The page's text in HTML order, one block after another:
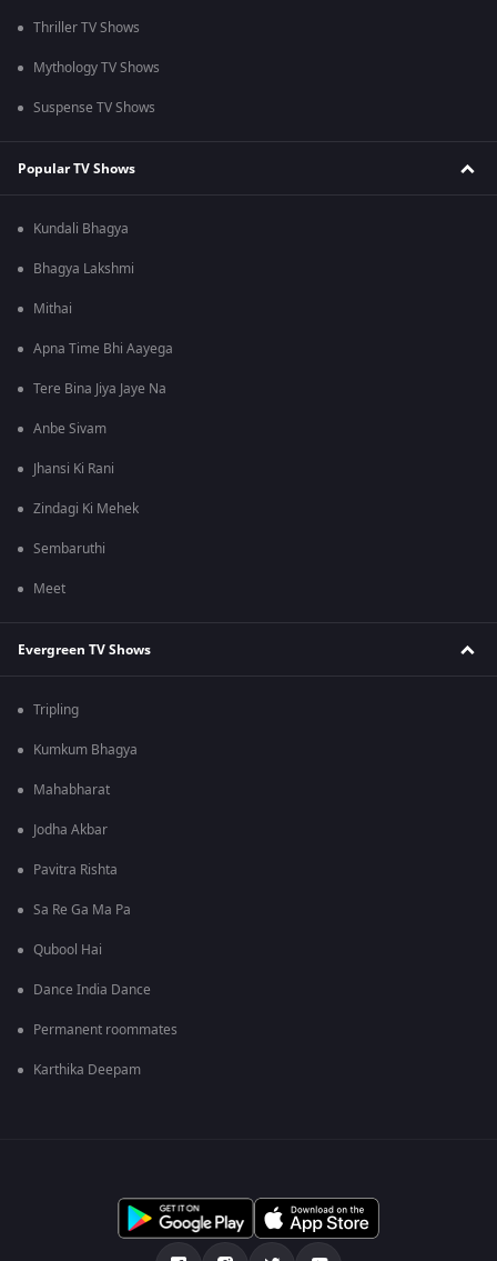
Thriller TV Shows
Mythology TV Shows
Suspense TV Shows
Popular TV Shows
Kundali Bhagya
Bhagya Lakshmi
Mithai
Apna Time Bhi Aayega
Tere Bina Jiya Jaye Na
Anbe Sivam
Jhansi Ki Rani
Zindagi Ki Mehek
Sembaruthi
Meet
Evergreen TV Shows
Tripling
Kumkum Bhagya
Mahabharat
Jodha Akbar
Pavitra Rishta
Sa Re Ga Ma Pa
Qubool Hai
Dance India Dance
Permanent roommates
Karthika Deepam